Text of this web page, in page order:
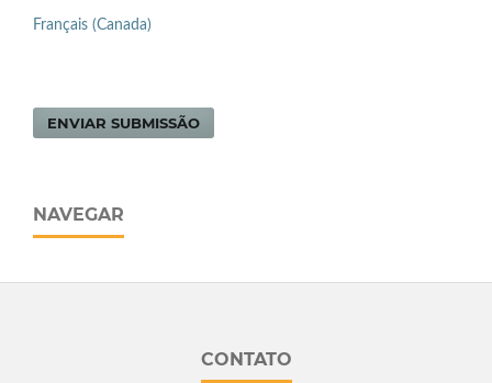
Français (Canada)
ENVIAR SUBMISSÃO
NAVEGAR
CONTATO